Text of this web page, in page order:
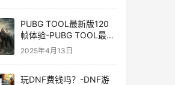
PUBG TOOL最新版120
帧体验-PUBG TOOL最新
版120帧游戏体验优化
2025年4月13日
玩DNF费钱吗？-DNF游